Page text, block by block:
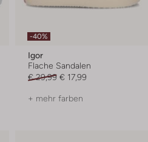
-40%
Igor
Flache Sandalen
€ 29,99 € 17,99
+ mehr farben